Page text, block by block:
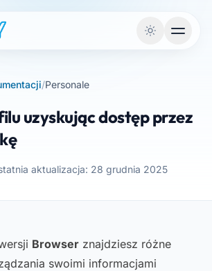
/Personale
uzyskując dostęp przez
aktualizacja: 28 grudnia 2025
Browser znajdziesz różne
swoimi informacjami